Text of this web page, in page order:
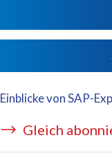
Einblicke von SAP-
Gleich